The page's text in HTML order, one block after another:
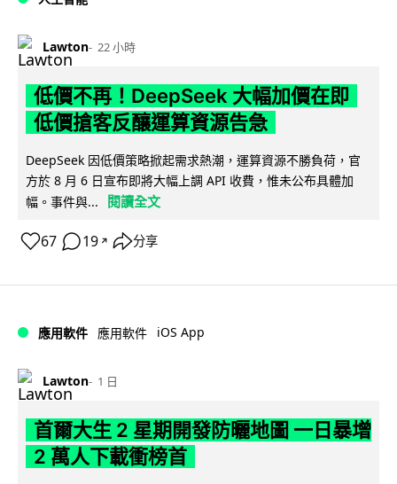
Lawton 22 小時
低價不再！DeepSeek 大幅加價在即
低價搶客反釀運算資源告急
DeepSeek 因低價策略掀起需求熱潮，運算資源不勝負荷，官
方於 8 月 6 日宣布即將大幅上調 API 收費，惟未公布具體加
幅。事件與...
閱讀全文
67 19 ↗ 分享
應用軟件 應用軟件 iOS App
Lawton 1 日
首爾大生 2 星期開發防曬地圖 一日暴增
2 萬人下載衝榜首